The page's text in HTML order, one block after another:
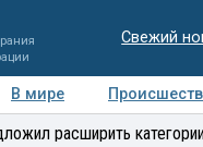
Свежий
В мире
Медиацентр
расширить